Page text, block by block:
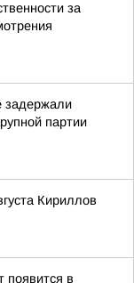
за
задержали
партии
Кириллов
появится в